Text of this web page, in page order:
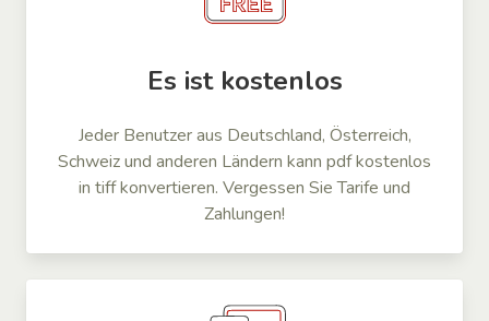
Es ist kostenlos
Jeder Benutzer aus Deutschland, Österreich,
Schweiz und anderen Ländern kann pdf kostenlos
in tiff konvertieren. Vergessen Sie Tarife und
Zahlungen!